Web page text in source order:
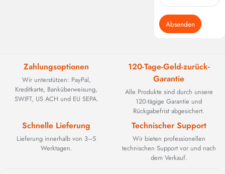
Absenden
Zahlungsoptionen
Wir unterstützen: PayPal,
Kreditkarte, Banküberweisung,
SWIFT, US ACH und EU SEPA.
120-Tage-Geld-zurück-
Garantie
Alle Produkte sind durch unsere
120-tägige Garantie und
Rückgabefrist abgesichert.
Schnelle Lieferung
Lieferung innerhalb von 3–5
Werktagen.
Technischer Support
Wir bieten professionellen
technischen Support vor und nach
dem Verkauf.